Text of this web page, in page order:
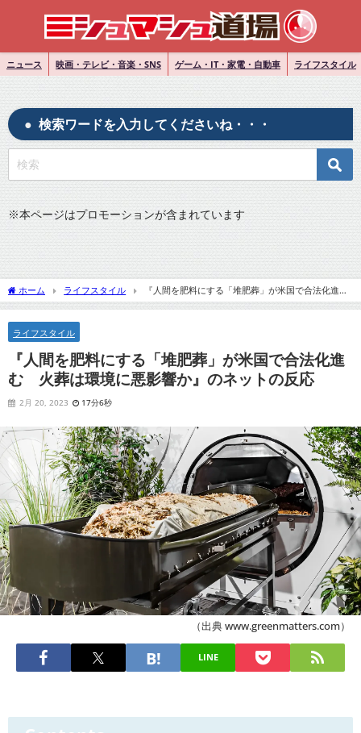
ニュース 映画・テレビ・音楽・SNS ゲーム・IT・家電・自動車 ライフスタイル
検索ワードを入力してくださいね・・・
※本ページはプロモーションが含まれています
ホーム ライフスタイル
『人間を肥料にする「堆肥葬」が米国で合法化進
む 火葬は環境に悪影響か』のネットの反応
ライフスタイル
『人間を肥料にする「堆肥葬」が米国で合法化進
む 火葬は環境に悪影響か』のネットの反応
2月 20, 2023 17分6秒
（出典 www.greenmatters.com）
LINE